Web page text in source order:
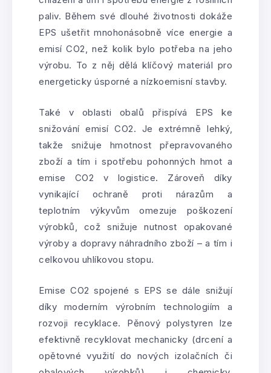
paliv. Během své dlouhé životnosti dokáže
EPS ušetřit mnohonásobně více energie a
emisí CO2, než kolik bylo potřeba na jeho
výrobu. To z něj dělá klíčový materiál pro
energeticky úsporné a nízkoemisní stavby.
Také v oblasti obalů přispívá EPS ke
snižování emisí CO2. Je extrémně lehký,
takže snižuje hmotnost přepravovaného
zboží a tím i spotřebu pohonných hmot a
emise CO2 v logistice. Zároveň díky
vynikající ochraně proti nárazům a
teplotním výkyvům omezuje poškození
výrobků, což snižuje nutnost opakované
výroby a dopravy náhradního zboží – a tím i
celkovou uhlíkovou stopu.
Emise CO2 spojené s EPS se dále snižují
díky moderním výrobním technologiím a
rozvoji recyklace. Pěnový polystyren lze
efektivně recyklovat mechanicky (drcení a
opětovné využití do nových izolačních či